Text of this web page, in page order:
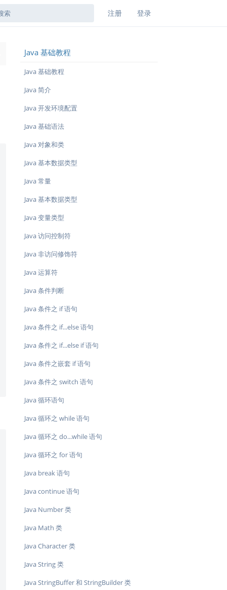
注册 登录
Java 基础教程
Java 基础教程
Java 简介
Java 开发环境配置
Java 基础语法
Java 对象和类
Java 基本数据类型
Java 常量
Java 基本数据类型
Java 变量类型
Java 访问控制符
Java 非访问修饰符
Java 运算符
Java 条件判断
Java 条件之 if 语句
Java 条件之 if...else 语句
Java 条件之 if...else if 语句
Java 条件之嵌套 if 语句
Java 条件之 switch 语句
Java 循环语句
Java 循环之 while 语句
Java 循环之 do...while 语句
Java 循环之 for 语句
Java break 语句
Java continue 语句
Java Number 类
Java Math 类
Java Character 类
Java String 类
Java StringBuffer 和 StringBuilder 类